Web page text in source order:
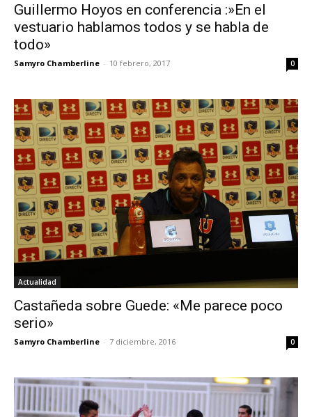
Guillermo Hoyos en conferencia :»En el
vestuario hablamos todos y se habla de
todo»
Samyro Chamberline - 10 febrero, 2017 0
Actualidad
Castañeda sobre Guede: «Me parece poco
serio»
Samyro Chamberline - 7 diciembre, 2016 0